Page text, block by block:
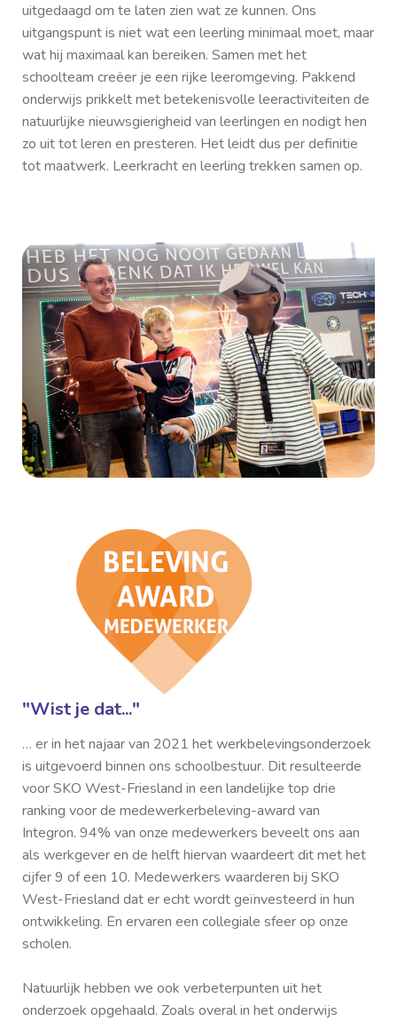
uitgedaagd om te laten zien wat ze kunnen. Ons
uitgangspunt is niet wat een leerling minimaal moet, maar
wat hij maximaal kan bereiken. Samen met het
schoolteam creëer je een rijke leeromgeving. Pakkend
onderwijs prikkelt met betekenisvolle leeractiviteiten de
natuurlijke nieuwsgierigheid van leerlingen en nodigt hen
zo uit tot leren en presteren. Het leidt dus per definitie
tot maatwerk. Leerkracht en leerling trekken samen op.
"Wist je dat..."
… er in het najaar van 2021 het werkbelevingsonderzoek
is uitgevoerd binnen ons schoolbestuur. Dit resulteerde
voor SKO West-Friesland in een landelijke top drie
ranking voor de medewerkerbeleving-award van
Integron. 94% van onze medewerkers beveelt ons aan
als werkgever en de helft hiervan waardeert dit met het
cijfer 9 of een 10. Medewerkers waarderen bij SKO
West-Friesland dat er echt wordt geïnvesteerd in hun
ontwikkeling. En ervaren een collegiale sfeer op onze
scholen.
Natuurlijk hebben we ook verbeterpunten uit het
onderzoek opgehaald. Zoals overal in het onderwijs